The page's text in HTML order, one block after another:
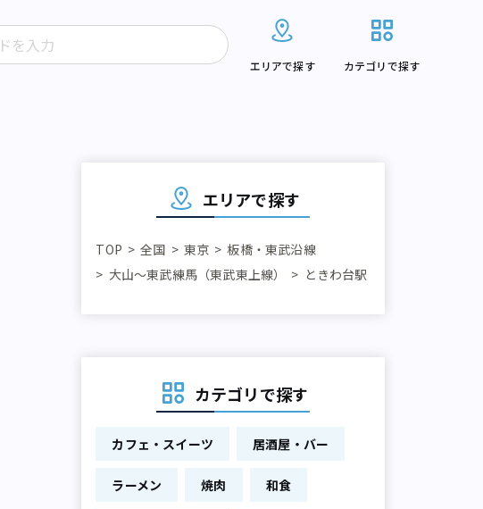
エリアで探す カテゴリで探す
エリアで探す
TOP 全国 東京
板橋・東武沿線
大山～東武練馬（東武東上線）
ときわ台駅
カテゴリで探す
カフェ・スイーツ 居酒屋・バー
ラーメン 焼肉 和食